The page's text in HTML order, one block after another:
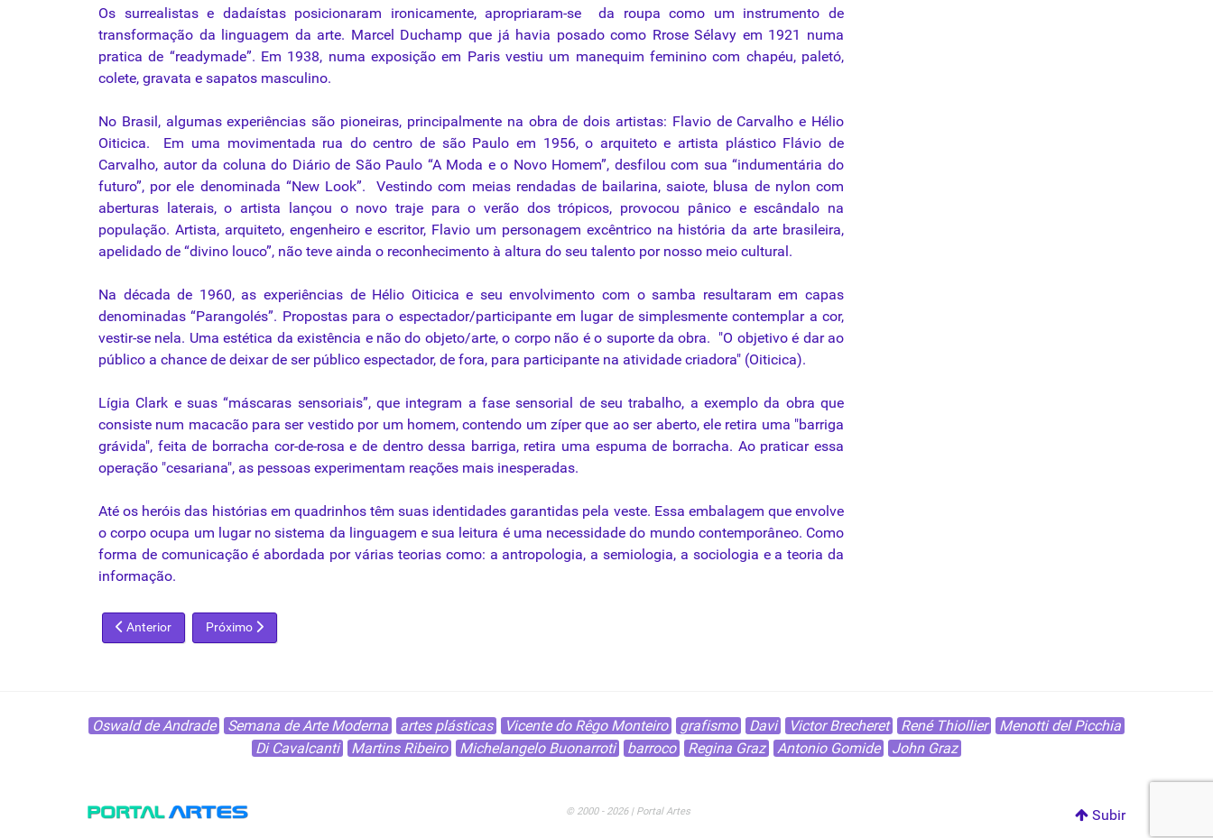
Os surrealistas e dadaístas posicionaram ironicamente, apropriaram-seda roupa como um instrumento de
transformação da linguagem da arte. Marcel Duchamp quejá havia posadocomo Rrose Sélavy em 1921 numa
pratica de “readymade”. Em 1938, numa exposição em Paris vestiu um manequim feminino com chapéu, paletó,
colete, gravata e sapatos masculino.
No Brasil, algumas experiências são pioneiras, principalmente na obra de dois artistas: Flavio de Carvalho e Hélio
Oiticica. Em uma movimentada rua do centro de são Paulo em 1956, o arquiteto e artista plástico Flávio de
Carvalho, autorda coluna do Diário de São Paulo “A Moda e o Novo Homem”, desfilou com sua “indumentária do
futuro”, por ele denominada “New Look”. Vestindo com meias rendadas de bailarina, saiote, blusa de nylon com
aberturas laterais, o artista lançou o novo traje para o verão dos trópicos, provocou pânico e escândalo na
população. Artista, arquiteto, engenheiro e escritor, Flavio um personagem excêntrico na históriada arte brasileira,
apelidado de “divino louco”, não teve ainda o reconhecimento à altura do seu talento por nosso meio cultural.
Na década de 1960, as experiências de Hélio Oiticica e seu envolvimento com o samba resultaram em capas
denominadas “Parangolés”. Propostas para o espectador/participante em lugar de simplesmente contemplar a cor,
vestir-se nela. Uma estética da existência e não do objeto/arte, o corponão é o suporte da obra. "O objetivo é dar ao
público a chance de deixar de ser público espectador, de fora, para participante na atividade criadora" (Oiticica).
Lígia Clark e suas “máscaras sensoriais”, que integram a fase sensorial de seu trabalho, a exemploda obraque
consiste num macacão para ser vestido por um homem, contendo um zíperque ao ser aberto, ele retira uma "barriga
grávida", feita de borracha cor-de-rosa e de dentro dessa barriga, retira uma espuma de borracha. Ao praticar essa
operação "cesariana", as pessoas experimentam reações mais inesperadas.
Atéos heróis das histórias em quadrinhos têm suas identidades garantidas pela veste. Essa embalagem queenvolve
ocorpo ocupa um lugar no sistema da linguagem esua leitura é uma necessidade do mundo contemporâneo. Como
forma de comunicação é abordada por várias teorias como: a antropologia, a semiologia, a sociologia e a teoriada
informação.
Artigo anterior: O descaso pela arte
Anterior Próximo artigo: A escultura do inesperado
Próximo
Oswald de Andrade Semana de Arte Moderna artes plásticas Vicente do Rêgo Monteiro grafismo Davi Victor Brecheret René Thiollier
Menotti del Picchia
Di Cavalcanti
Martins Ribeiro Michelangelo Buonarroti barroco Regina Graz Antonio Gomide John Graz
© 2000 - 2026 | Portal Artes Subir